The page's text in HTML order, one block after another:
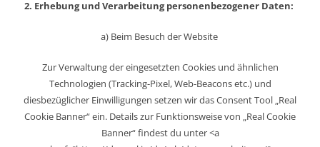
2. Erhebung und Verarbeitung personenbezogener Daten:
a) Beim Besuch der Website
Zur Verwaltung der eingesetzten Cookies und ähnlichen
Technologien (Tracking-Pixel, Web-Beacons etc.) und
diesbezüglicher Einwilligungen setzen wir das Consent Tool „Real
Cookie Banner“ ein. Details zur Funktionsweise von „Real Cookie
Banner“ findest du unter <a